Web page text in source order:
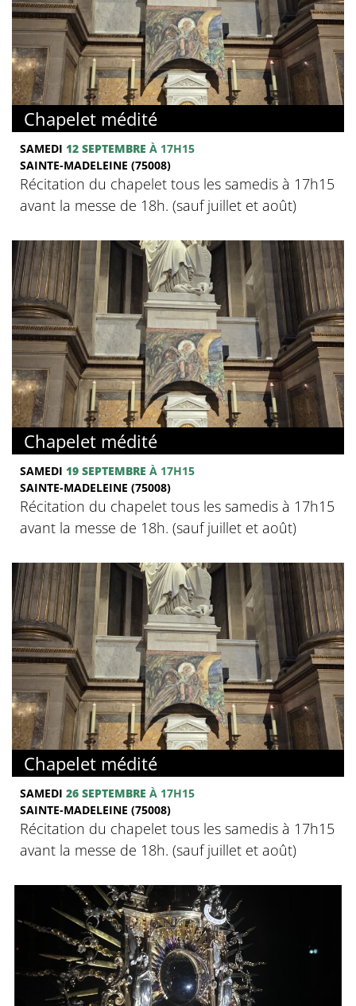
Chapelet médité
SAMEDI 12 SEPTEMBRE À 17H15
SAINTE-MADELEINE (75008)
Récitation du chapelet tous les samedis à 17h15
avant la messe de 18h. (sauf juillet et août)
Chapelet médité
SAMEDI 19 SEPTEMBRE À 17H15
SAINTE-MADELEINE (75008)
Récitation du chapelet tous les samedis à 17h15
avant la messe de 18h. (sauf juillet et août)
Chapelet médité
SAMEDI 26 SEPTEMBRE À 17H15
SAINTE-MADELEINE (75008)
Récitation du chapelet tous les samedis à 17h15
avant la messe de 18h. (sauf juillet et août)